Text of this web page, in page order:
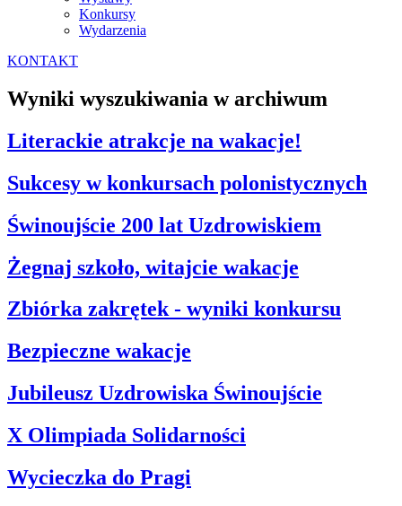
Konkursy
Wydarzenia
KONTAKT
Wyniki wyszukiwania w archiwum
Literackie atrakcje na wakacje!
Sukcesy w konkursach polonistycznych
Świnoujście 200 lat Uzdrowiskiem
Żegnaj szkoło, witajcie wakacje
Zbiórka zakrętek - wyniki konkursu
Bezpieczne wakacje
Jubileusz Uzdrowiska Świnoujście
X Olimpiada Solidarności
Wycieczka do Pragi